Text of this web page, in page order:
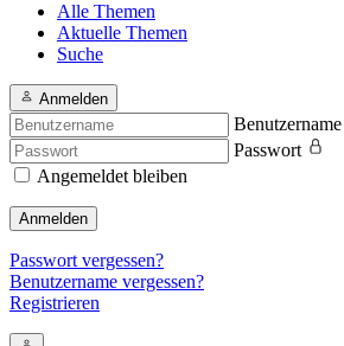
Alle Themen
Aktuelle Themen
Suche
Anmelden
Benutzername
Passwort
Angemeldet bleiben
Anmelden
Passwort vergessen?
Benutzername vergessen?
Registrieren